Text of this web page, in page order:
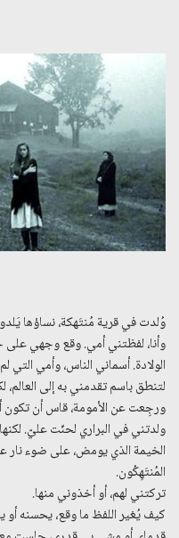
وُلدت في قرية مُنتَهكة، نساؤها
وأنا، لفظتني أمي. وقع وجهي على
الولادة. أسماني الناس، وأمي
لتنطق باسم تقدمني به إلى
ورجِعت عن الأمومة، قاس أن
ولدتني في البراري لحنّت عليّ.
الخيمة الذي يومض، على ضوء نار
المُنتَهِكُون.
تركتني لهم، أو أخذوني منها.
كيف يُغير اللفظ ما وقع، يحسنه